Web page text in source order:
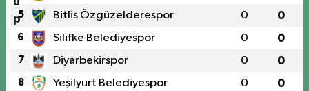
5 Bitlis Özgüzelderespor 0 0
6 Silifke Belediyespor 0 0
7 Diyarbekirspor 0 0
8 Yeşilyurt Belediyespor 0 0